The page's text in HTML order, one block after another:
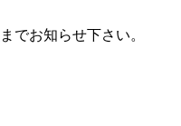
までお知らせ下さい。